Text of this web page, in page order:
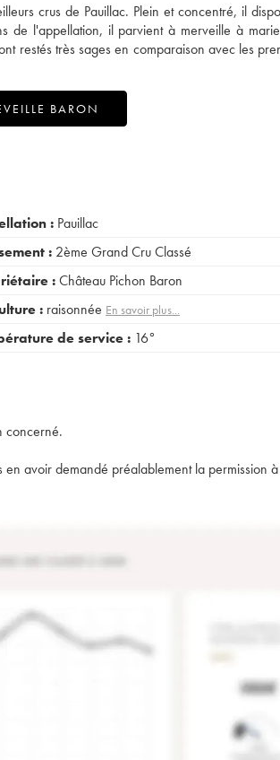
crus de Pauillac. Plein et concentré, il
de l'appellation, il parvient à merveille à
restés très sages en comparaison avec les
BARON
: Pauillac
: 2ème Grand Cru Classé
:Château Pichon Baron
: raisonnée En savoir plus...
de service : 16°
concerné.
avoir demandé préalablement la permission à